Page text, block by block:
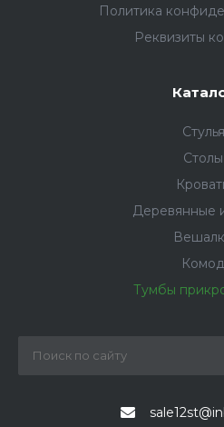
Политика
Реквизиты
Стулья
Столы
Деревянные
Комод
Тумбы